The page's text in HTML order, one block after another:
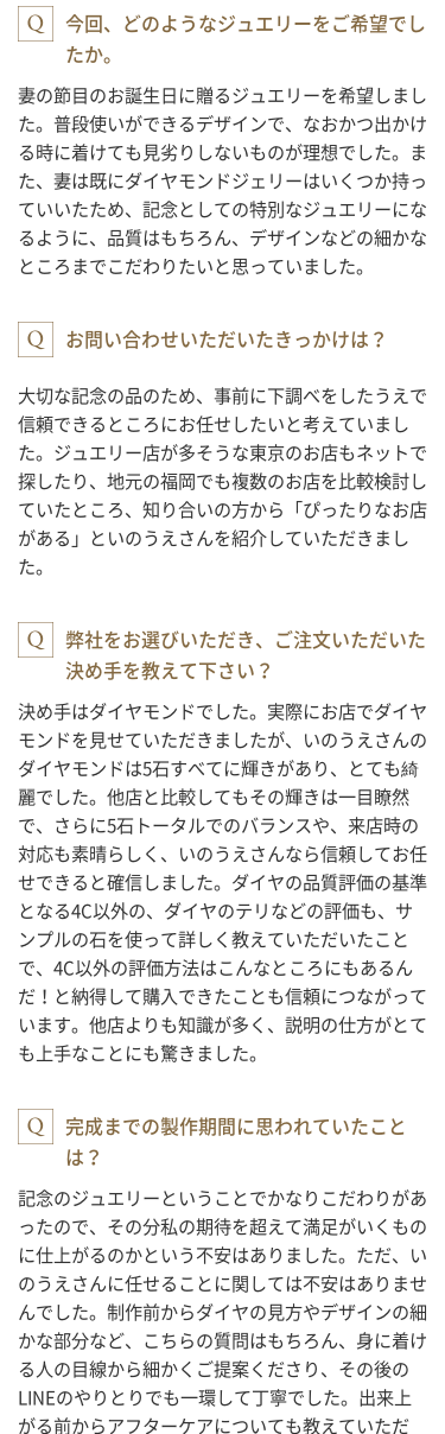
今回、どのようなジュエリーをご希望でし
たか。
妻の節目のお誕生日に贈るジュエリーを希望しまし
た。普段使いができるデザインで、なおかつ出かけ
る時に着けても見劣りしないものが理想でした。ま
た、妻は既にダイヤモンドジェリーはいくつか持っ
ていいたため、記念としての特別なジュエリーにな
るように、品質はもちろん、デザインなどの細かな
ところまでこだわりたいと思っていました。
お問い合わせいただいたきっかけは？
大切な記念の品のため、事前に下調べをしたうえで
信頼できるところにお任せしたいと考えていまし
た。ジュエリー店が多そうな東京のお店もネットで
探したり、地元の福岡でも複数のお店を比較検討し
ていたところ、知り合いの方から「ぴったりなお店
がある」といのうえさんを紹介していただきまし
た。
弊社をお選びいただき、ご注文いただいた
決め手を教えて下さい？
決め手はダイヤモンドでした。実際にお店でダイヤ
モンドを見せていただきましたが、いのうえさんの
ダイヤモンドは5石すべてに輝きがあり、とても綺
麗でした。他店と比較してもその輝きは一目瞭然
で、さらに5石トータルでのバランスや、来店時の
対応も素晴らしく、いのうえさんなら信頼してお任
せできると確信しました。ダイヤの品質評価の基準
となる4C以外の、ダイヤのテリなどの評価も、サ
ンプルの石を使って詳しく教えていただいたこと
で、4C以外の評価方法はこんなところにもあるん
だ！と納得して購入できたことも信頼につながって
います。他店よりも知識が多く、説明の仕方がとて
も上手なことにも驚きました。
完成までの製作期間に思われていたこと
は？
記念のジュエリーということでかなりこだわりがあ
ったので、その分私の期待を超えて満足がいくもの
に仕上がるのかという不安はありました。ただ、い
のうえさんに任せることに関しては不安はありませ
んでした。制作前からダイヤの見方やデザインの細
かな部分など、こちらの質問はもちろん、身に着け
る人の目線から細かくご提案くださり、その後の
LINEのやりとりでも一環して丁寧でした。出来上
がる前からアフターケアについても教えていただ